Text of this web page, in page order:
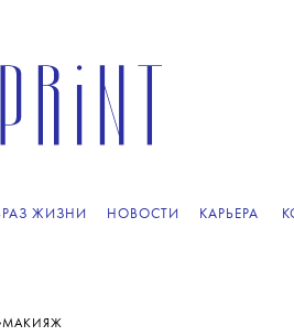
ЖИЗНИ НОВОСТИ КАРЬЕРА
МАКИЯЖ